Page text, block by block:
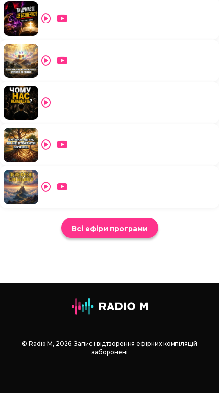
Всі ефіри програми
© Radio М, 2026. Запис і відтворення ефірних компіляцій
заборонені